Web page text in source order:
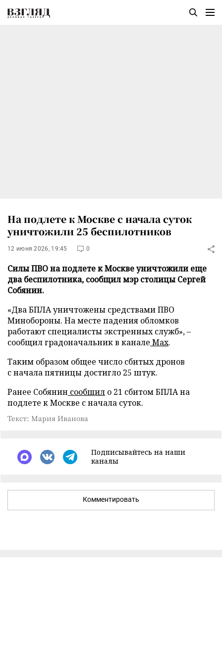
На подлете к Москве с начала суток
уничтожили 25 беспилотников
12 июня 2026, 19:45 0
Силы ПВО на подлете к Москве уничтожили еще
два беспилотника, сообщил мэр столицы Сергей
Собянин.
«Два БПЛА уничтожены средствами ПВО
Минобороны. На месте падения обломков
работают специалисты экстренных служб», –
сообщил градоначальник в канале Max.
Таким образом общее число сбитых дронов
с начала пятницы достигло 25 штук.
Ранее Собянин сообщил о 21 сбитом БПЛА на
подлете к Москве с начала суток.
Текст: Мария Иванова
Подписывайтесь на наши
каналы
Комментировать